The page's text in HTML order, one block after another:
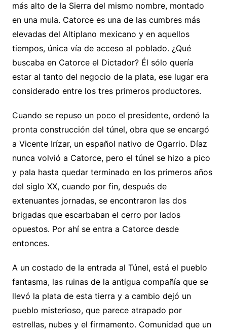
más alto de la Sierra del mismo nombre, montado
en una mula. Catorce es una de las cumbres más
elevadas del Altiplano mexicano y en aquellos
tiempos, única vía de acceso al poblado. ¿Qué
buscaba en Catorce el Dictador? Él sólo quería
estar al tanto del negocio de la plata, ese lugar era
considerado entre los tres primeros productores.
Cuando se repuso un poco el presidente, ordenó la
pronta construcción del túnel, obra que se encargó
a Vicente Irízar, un español nativo de Ogarrio. Díaz
nunca volvió a Catorce, pero el túnel se hizo a pico
y pala hasta quedar terminado en los primeros años
del siglo XX, cuando por fin, después de
extenuantes jornadas, se encontraron las dos
brigadas que escarbaban el cerro por lados
opuestos. Por ahí se entra a Catorce desde
entonces.
A un costado de la entrada al Túnel, está el pueblo
fantasma, las ruinas de la antigua compañía que se
llevó la plata de esta tierra y a cambio dejó un
pueblo misterioso, que parece atrapado por
estrellas, nubes y el firmamento. Comunidad que un